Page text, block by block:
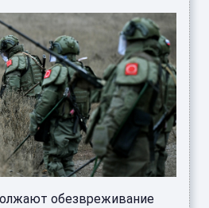
обезвреживание